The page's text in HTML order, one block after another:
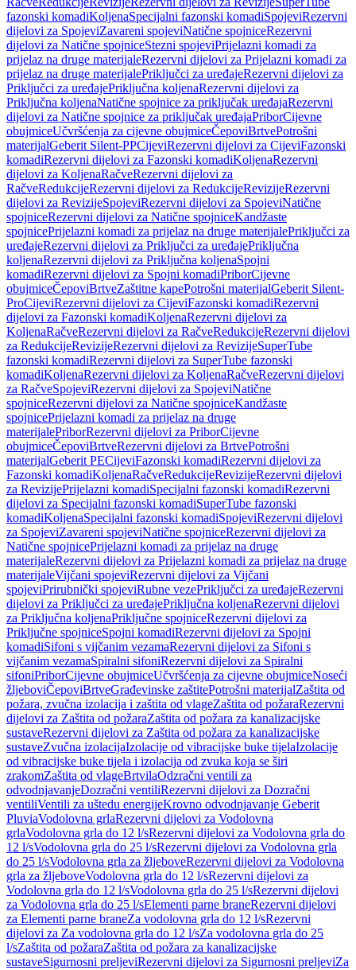
fazonski komadiKoljenaSpecijalni fazonski komadiSpojeviRezervni
dijelovi za SpojeviZavareni spojeviNatične spojniceRezervni
dijelovi za Natične spojniceStezni spojeviPrijelazni komadi za
prijelaz na druge materijaleRezervni dijelovi za Prijelazni komadi za
prijelaz na druge materijalePriključci za uređajeRezervni dijelovi za
Priključci za uređajePriključna koljenaRezervni dijelovi za
Priključna koljenaNatične spojnice za priključak uređajaRezervni
dijelovi za Natične spojnice za priključak uređajaPriborCijevne
obujmiceUčvršćenja za cijevne obujmiceČepoviBrtvePotrošni
materijalGeberit Silent-PPCijeviRezervni dijelovi za CijeviFazonski
komadiRezervni dijelovi za Fazonski komadiKoljenaRezervni
dijelovi za KoljenaRačveRezervni dijelovi za
RačveRedukcijeRezervni dijelovi za RedukcijeRevizijeRezervni
dijelovi za RevizijeSpojeviRezervni dijelovi za SpojeviNatične
spojniceRezervni dijelovi za Natične spojniceKandžaste
spojnicePrijelazni komadi za prijelaz na druge materijalePriključci za
uređajeRezervni dijelovi za Priključci za uređajePriključna
koljenaRezervni dijelovi za Priključna koljenaSpojni
komadiRezervni dijelovi za Spojni komadiPriborCijevne
obujmiceČepoviBrtveZaštitne kapePotrošni materijalGeberit Silent-
ProCijeviRezervni dijelovi za CijeviFazonski komadiRezervni
dijelovi za Fazonski komadiKoljenaRezervni dijelovi za
KoljenaRačveRezervni dijelovi za RačveRedukcijeRezervni dijelovi
za RedukcijeRevizijeRezervni dijelovi za RevizijeSuperTube
fazonski komadiRezervni dijelovi za SuperTube fazonski
komadiKoljenaRezervni dijelovi za KoljenaRačveRezervni dijelovi
za RačveSpojeviRezervni dijelovi za SpojeviNatične
spojniceRezervni dijelovi za Natične spojniceKandžaste
spojnicePrijelazni komadi za prijelaz na druge
materijalePriborRezervni dijelovi za PriborCijevne
obujmiceČepoviBrtveRezervni dijelovi za BrtvePotrošni
materijalGeberit PECijeviFazonski komadiRezervni dijelovi za
Fazonski komadiKoljenaRačveRedukcijeRevizijeRezervni dijelovi
za RevizijePrijelazni komadiSpecijalni fazonski komadiRezervni
dijelovi za Specijalni fazonski komadiSuperTube fazonski
komadiKoljenaSpecijalni fazonski komadiSpojeviRezervni dijelovi
za SpojeviZavareni spojeviNatične spojniceRezervni dijelovi za
Natične spojnicePrijelazni komadi za prijelaz na druge
materijaleRezervni dijelovi za Prijelazni komadi za prijelaz na druge
materijaleVijčani spojeviRezervni dijelovi za Vijčani
spojeviPrirubnički spojeviRubne vezePriključci za uređajeRezervni
dijelovi za Priključci za uređajePriključna koljenaRezervni dijelovi
za Priključna koljenaPriključne spojniceRezervni dijelovi za
Priključne spojniceSpojni komadiRezervni dijelovi za Spojni
komadiSifoni s vijčanim vezamaRezervni dijelovi za Sifoni s
vijčanim vezamaSpiralni sifoniRezervni dijelovi za Spiralni
sifoniPriborCijevne obujmiceUčvršćenja za cijevne obujmiceNoseći
žljeboviČepoviBrtveGrađevinske zaštitePotrošni materijalZaštita od
požara, zvučna izolacija i zaštita od vlageZaštita od požaraRezervni
dijelovi za Zaštita od požaraZaštita od požara za kanalizacijske
sustaveRezervni dijelovi za Zaštita od požara za kanalizacijske
sustaveZvučna izolacijaIzolacije od vibracijske buke tijelaIzolacije
od vibracijske buke tijela i izolacija od zvuka koja se širi
zrakomZaštita od vlageBrtvilaOdzračni ventili za
odvodnjavanjeDozračni ventiliRezervni dijelovi za Dozračni
ventiliVentili za uštedu energijeKrovno odvodnjavanje Geberit
PluviaVodolovna grlaRezervni dijelovi za Vodolovna
grlaVodolovna grla do 12 l/sRezervni dijelovi za Vodolovna grla do
12 l/sVodolovna grla do 25 l/sRezervni dijelovi za Vodolovna grla
do 25 l/sVodolovna grla za žljeboveRezervni dijelovi za Vodolovna
grla za žljeboveVodolovna grla do 12 l/sRezervni dijelovi za
Vodolovna grla do 12 l/sVodolovna grla do 25 l/sRezervni dijelovi
za Vodolovna grla do 25 l/sElementi parne braneRezervni dijelovi
za Elementi parne braneZa vodolovna grla do 12 l/sRezervni
dijelovi za Za vodolovna grla do 12 l/sZa vodolovna grla do 25
l/sZaštita od požaraZaštita od požara za kanalizacijske
sustaveSigurnosni preljeviRezervni dijelovi za Sigurnosni preljeviZa